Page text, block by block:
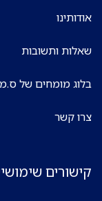
אודותינו
שאלות ותשובות
בלוג מומחים של
צרו קשר
קישורים